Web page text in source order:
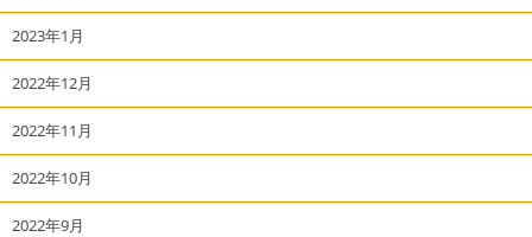
2023年1月
2022年12月
2022年11月
2022年10月
2022年9月